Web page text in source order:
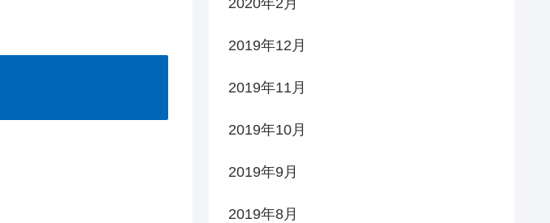
2019年12月
2019年11月
2019年10月
2019年9月
2019年8月